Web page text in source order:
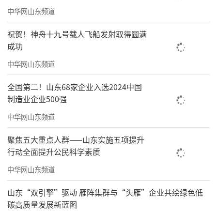
中华网山东频道
祝贺！神舟十九号载人飞船发射取得圆满
成功
中华网山东频道
全国第二！山东68家企业入选2024中国
制造业企业500强
中华网山东频道
聚焦五大重点人群——山东实施五项提升
行动全面提升公民科学素质
中华网山东频道
山东“双引擎”驱动 雁阵集群与“头雁”企业共绘绿色低
碳高质量发展新蓝图